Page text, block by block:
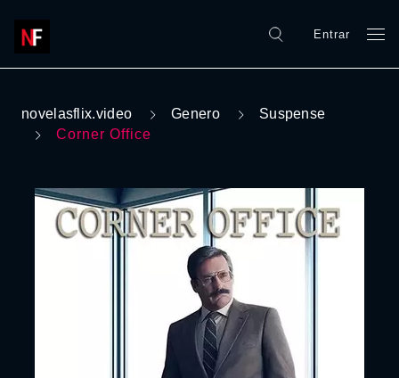
Entrar
novelasflix.video Genero
Suspense
Corner Office